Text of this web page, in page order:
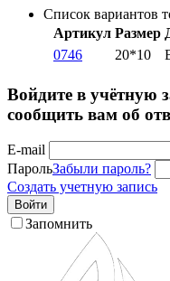
Список вариантов
Артикул Размер
0746
20*10
Войдите в учётную
сообщить вам об
E-mail
ПарольЗабыли пароль?
Создать учетную запись
Войти
Запомнить